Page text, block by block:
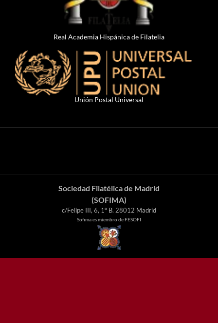
Real Academia Hispánica de Filatelia
Unión Postal Universal
Sociedad Filatélica de Madrid
(SOFIMA)
c/Felipe III, 6, 1º B. 28012 Madrid
Sofima es miembro de FESOFI